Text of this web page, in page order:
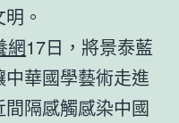
。
網17日，將景泰藍
華國學藝術走進
隔感觸感染中國